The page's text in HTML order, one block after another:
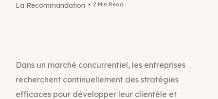
La Recommandation 2 Min Read
Dans un marché concurrentiel, les entreprises
recherchent continuellement des stratégies
efficaces pour développer leur clientèle et